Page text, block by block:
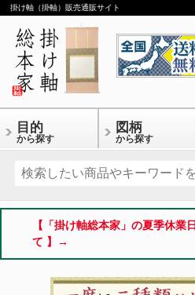
掛け軸（掛軸）販売通販サイト
目的
から探す
図柄
から探す
【「掛け軸総本家」の夏季休業
て 】→